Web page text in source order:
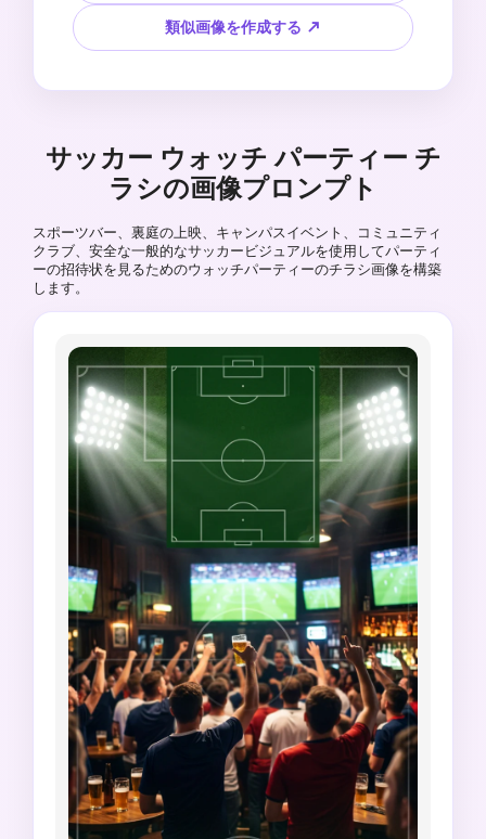
れた国旗なし、ロゴなし、チームの紋章なし、選
手の肖像なし。
類似画像を作成する ↗
サッカー ウォッチ パーティー チ
ラシの画像プロンプト
スポーツバー、裏庭の上映、キャンパスイベント、コミュニティ
クラブ、安全な一般的なサッカービジュアルを使用してパーティ
ーの招待状を見るためのウォッチパーティーのチラシ画像を構築
します。